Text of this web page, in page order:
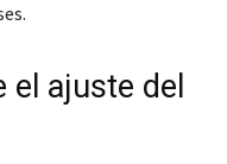
el ajuste del